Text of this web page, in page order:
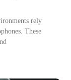
rely
These